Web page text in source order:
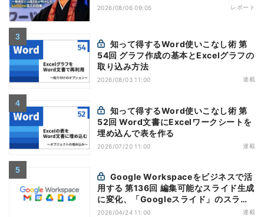
2026/08/06 09:05 レポート
54回 グラフ作成の基本とExcelグラフの
取り込み方法
2026/08/03 11:00 連載
52回 Word文書にExcelワークシートを
埋め込んで表を作る
2026/07/20 11:00 連載
用する 第136回 編集可能なスライド生成
に変化、「Googleスライド」のスライ
ド生成機能を応用
2026/04/24 11:00 連載